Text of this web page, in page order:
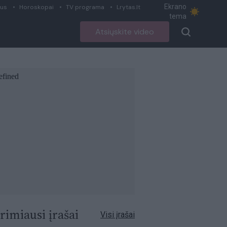
Horoskopai TV programa Lrytas.lt
Ekrano
tema
Atsiųskite video
įrašai Visi įrašai